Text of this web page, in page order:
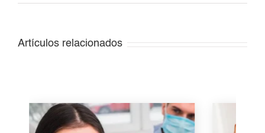
Artículos relacionados